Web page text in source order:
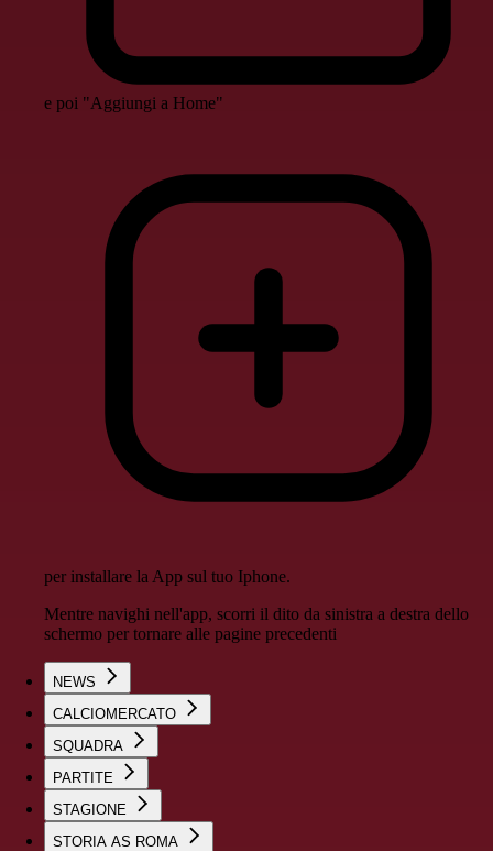
e poi "Aggiungi a Home"
per installare la App sul tuo Iphone.
Mentre navighi nell'app, scorri il dito da sinistra a destra dello
schermo per tornare alle pagine precedenti
NEWS
CALCIOMERCATO
SQUADRA
PARTITE
STAGIONE
STORIA AS ROMA